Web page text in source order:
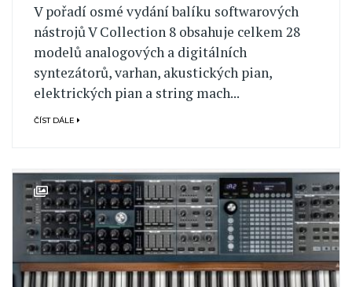
V pořadí osmé vydání balíku softwarových
nástrojů V Collection 8 obsahuje celkem 28
modelů analogových a digitálních
syntezátorů, varhan, akustických pian,
elektrických pian a string mach...
ČÍST DÁLE